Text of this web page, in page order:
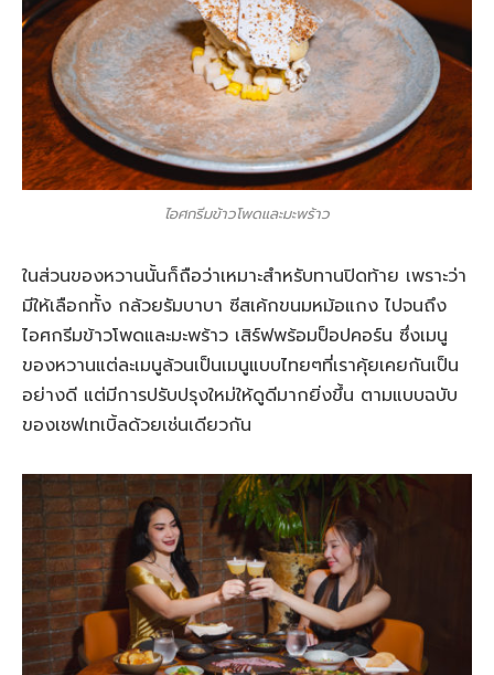
ไอศกรีมข้าวโพดและมะพร้าว
ในส่วนของหวานนั้นก็ถือว่าเหมาะสำหรับทานปิดท้าย เพราะว่า
มีให้เลือกทั้ง กล้วยรัมบาบา ซีสเค้กขนมหม้อแกง ไปจนถึง
ไอศกรีมข้าวโพดและมะพร้าว เสิร์ฟพร้อมป็อปคอร์น ซึ่งเมนู
ของหวานแต่ละเมนูล้วนเป็นเมนูแบบไทยๆที่เราคุ้ยเคยกันเป็น
อย่างดี แต่มีการปรับปรุงใหม่ให้ดูดีมากยิ่งขึ้น ตามแบบฉบับ
ของเชฟเทเบิ้ลด้วยเช่นเดียวกัน